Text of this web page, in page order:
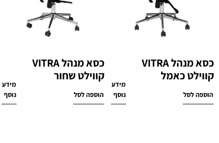
כסא מנהל VITRA
קווילט כאמל
₪1,370
הוספה לסל
מידע
נוסף
כסא מנהל VITRA
קווילט שחור
₪1,370
הוספה לסל
מידע
נוסף